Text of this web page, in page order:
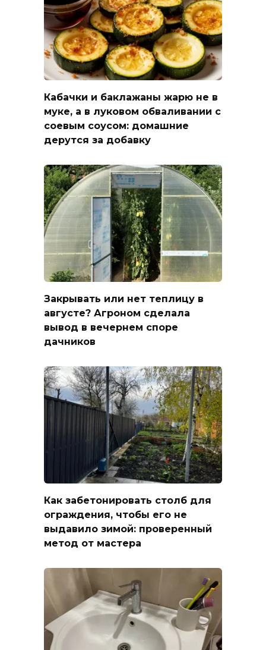
Кабачки и баклажаны жарю не в
муке, а в луковом обваливании с
соевым соусом: домашние
дерутся за добавку
Закрывать или нет теплицу в
августе? Агроном сделала
вывод в вечернем споре
дачников
Как забетонировать столб для
ограждения, чтобы его не
выдавило зимой: проверенный
метод от мастера